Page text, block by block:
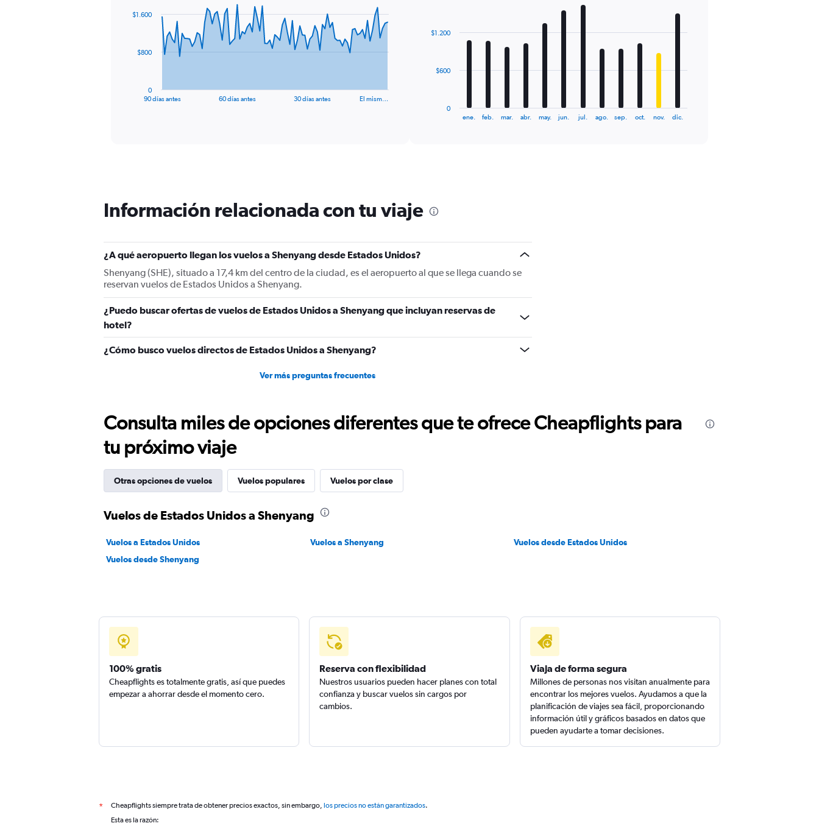
data
The
has
1
values.
Range:
0
to
2400.
90 días antes 60 días antes 30 días antes El mism…
0
$800
$1.600
12
The
chart
Y
displaying
values.
0
to
ene. feb. mar. abr. may. jun. jul. ago. sep. oct. nov. dic.
0
$600
$1.200
Información relacionada con tu viaje
¿A qué aeropuerto llegan los vuelos a Shenyang desde Estados Unidos?
Shenyang (SHE), situado a 17,4 km del centro de la ciudad, es el aeropuerto al que se llega cuando se
reservan vuelos de Estados Unidos a Shenyang.
¿Puedo buscar ofertas de vuelos de Estados Unidos a Shenyang que incluyan reservas de
hotel?
¿Cómo busco vuelos directos de Estados Unidos a Shenyang?
Ver más preguntas frecuentes
Consulta miles de opciones diferentes que te ofrece Cheapflights para
tu próximo viaje
Otras opciones de vuelos Vuelos populares Vuelos por clase
Vuelos de Estados Unidos a Shenyang
Vuelos a Estados Unidos Vuelos a Shenyang
Vuelos desde Estados Unidos
Vuelos desde Shenyang
100% gratis
Cheapflights es totalmente gratis, así que puedes
empezar a ahorrar desde el momento cero.
Reserva con flexibilidad
Nuestros usuarios pueden hacer planes con total
confianza y buscar vuelos sin cargos por
cambios.
Viaja de forma segura
Millones de personas nos visitan anualmente para
encontrar los mejores vuelos. Ayudamos a que la
planificación de viajes sea fácil, proporcionando
información útil y gráficos basados en datos que
pueden ayudarte a tomar decisiones.
* Cheapflights siempre trata de obtener precios exactos, sin embargo, los precios no están garantizados.
Esta es la razón: